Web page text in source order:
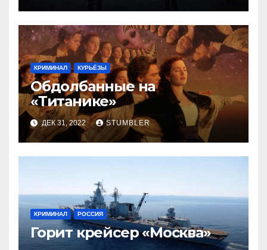
КРИМИНАЛ КУРЬЁЗЫ
Обдолбанные на
«Титанике»
ДЕК 31, 2022 STUMBLER
КРИМИНАЛ РОССИЯ
Горит крейсер «Москва»